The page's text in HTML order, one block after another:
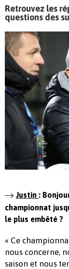
Retrouvez les
questions des
Justin :
championnat
le plus embêté ?
« Ce
nous concerne,
saison et nous